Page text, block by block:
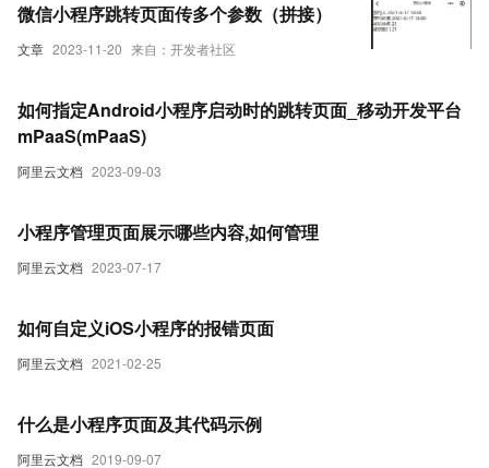
文章 2023-11-20 来自：开发者社区
微信小程序跳转页面传多个参数（拼接）
阿里云文档 2023-09-03
如何指定Android小程序启动时的跳转页面_移动开发平台
mPaaS(mPaaS)
阿里云文档 2023-07-17
小程序管理页面展示哪些内容,如何管理
阿里云文档 2021-02-25
如何自定义iOS小程序的报错页面
阿里云文档 2019-09-07
什么是小程序页面及其代码示例